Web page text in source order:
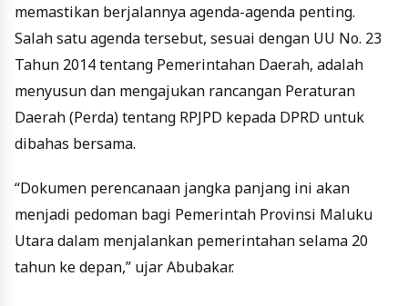
memastikan berjalannya agenda-agenda penting.
Salah satu agenda tersebut, sesuai dengan UU No. 23
Tahun 2014 tentang Pemerintahan Daerah, adalah
menyusun dan mengajukan rancangan Peraturan
Daerah (Perda) tentang RPJPD kepada DPRD untuk
dibahas bersama.
“Dokumen perencanaan jangka panjang ini akan
menjadi pedoman bagi Pemerintah Provinsi Maluku
Utara dalam menjalankan pemerintahan selama 20
tahun ke depan,” ujar Abubakar.